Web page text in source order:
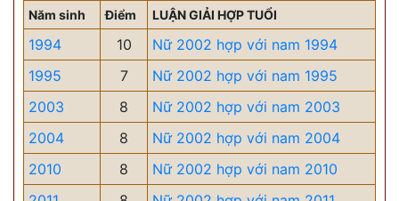
Năm sinh Điểm LUẬN GIẢI HỢP TUỔI
1994 10
Nữ 2002 hợp với nam 1994
1995
7
Nữ 2002 hợp với nam 1995
2003
8
Nữ 2002 hợp với nam 2003
2004
8
Nữ 2002 hợp với nam 2004
2010
8
Nữ 2002 hợp với nam 2010